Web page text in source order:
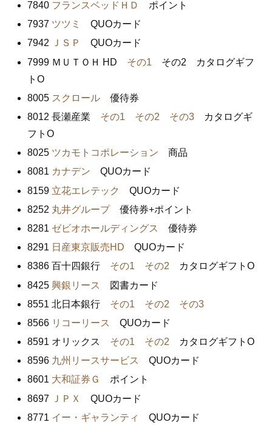
7840 フランスベッドＨＤ
ポイント
7937 ツツミ
QUOカード
7942 ＪＳＰ
QUOカード
7999 ＭＵＴＯＨ HD その1 その2 カタログギフ
トO
8005 スクロール 優待券
8012 長瀬産業 その1 その2 その3 カタログギ
フトO
8025 ツカモトコポレーション 商品
8081 カナデン QUOカード
8159 立花エレテック
QUOカード
8252 丸井グループ優待券+ポイント
8281 ゼビオホールディングス
優待券
8291 日産東京販売HD QUOカード
8386 百十四銀行 その1 その2 カタログギフトO
8425興銀リース
図書カード
8551 北日本銀行 その1 その2
その3
8566 リコーリース
QUOカード
8591 オリックス その1 その2 カタログギフトO
8596 九州リースサービス
QUOカード
8601 大和証券Ｇ
ポイント
8697
ＪＰＸ
QUOカード
8771 イー・ギャランティ
QUOカード